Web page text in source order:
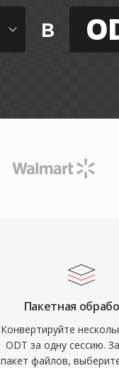
в
Пакетная
Конвертируйте
ODT за одну сессию.
пакет файлов,